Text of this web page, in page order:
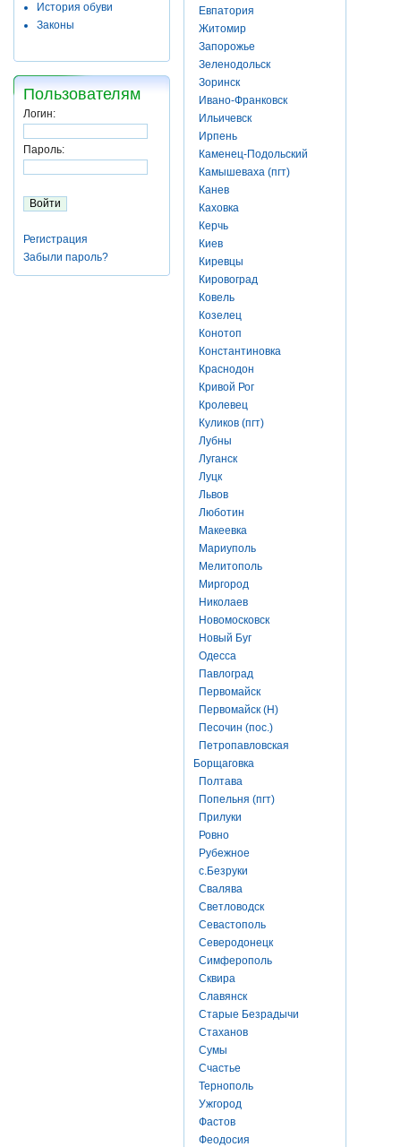
История обуви
Законы
Пользователям
Логин:
Пароль:
Регистрация
Забыли пароль?
Евпатория
Житомир
Запорожье
Зеленодольск
Зоринск
Ивано-Франковск
Ильичевск
Ирпень
Каменец-Подольский
Камышеваха (пгт)
Канев
Каховка
Керчь
Киев
Киревцы
Кировоград
Ковель
Козелец
Конотоп
Константиновка
Краснодон
Кривой Рог
Кролевец
Куликов (пгт)
Лубны
Луганск
Луцк
Львов
Люботин
Макеевка
Мариуполь
Мелитополь
Миргород
Николаев
Новомосковск
Новый Буг
Одесса
Павлоград
Первомайск
Первомайск (Н)
Песочин (пос.)
Петропавловская
Борщаговка
Полтава
Попельня (пгт)
Прилуки
Ровно
Рубежное
с.Безруки
Свалява
Светловодск
Севастополь
Северодонецк
Симферополь
Сквира
Славянск
Старые Безрадычи
Стаханов
Сумы
Счастье
Тернополь
Ужгород
Фастов
Феодосия